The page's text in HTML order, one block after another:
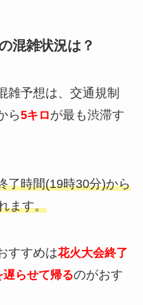
混雑状況は？
雑予想は、交通規制
ら5キロが最も渋滞す
了時間(19時30分)から
ます。
すすめは花火大会終了
遅らせて帰るのがおす